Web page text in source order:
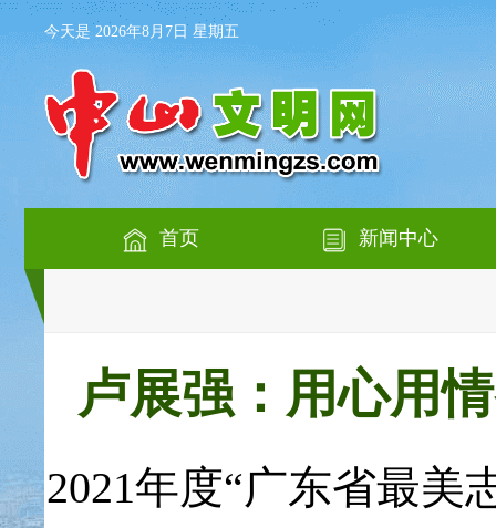
今天是 2026年8月7日 星期五
首页 新闻中心
卢展强：用心用
2021年度“广东省最美